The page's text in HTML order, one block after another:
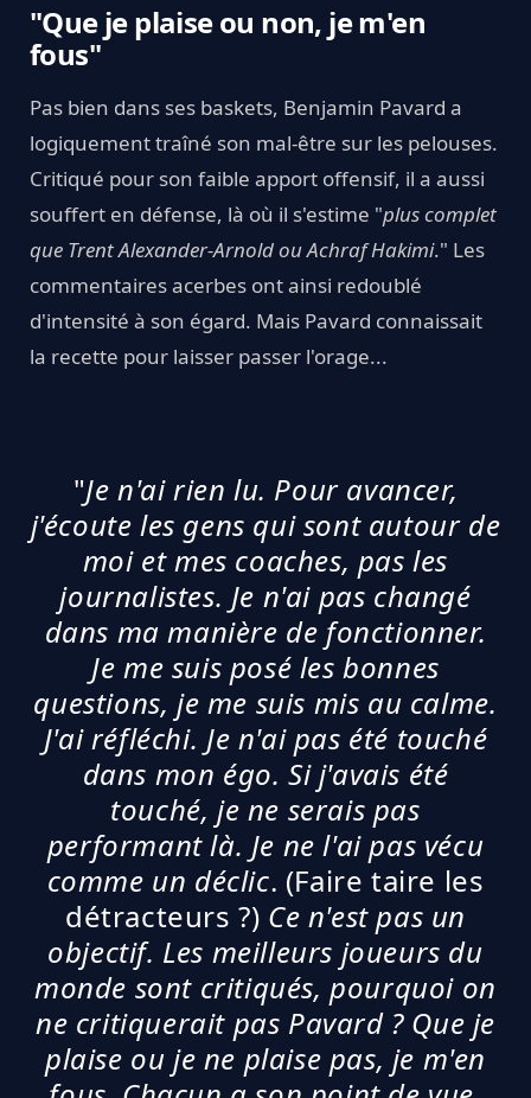
"Que je plaise ou non, je m'en
fous"
Pas bien dans ses baskets, Benjamin Pavard a
logiquement traîné son mal-être sur les pelouses.
Critiqué pour son faible apport offensif, il a aussi
souffert en défense, là où il s'estime "plus complet
que Trent Alexander-Arnold ou Achraf Hakimi." Les
commentaires acerbes ont ainsi redoublé
d'intensité à son égard. Mais Pavard connaissait
la recette pour laisser passer l'orage...
"Je n'ai rien lu. Pour avancer,
j'écoute les gens qui sont autour de
moi et mes coaches, pas les
journalistes. Je n'ai pas changé
dans ma manière de fonctionner.
Je me suis posé les bonnes
questions, je me suis mis au calme.
J'ai réfléchi. Je n'ai pas été touché
dans mon égo. Si j'avais été
touché, je ne serais pas
performant là. Je ne l'ai pas vécu
comme un déclic. (Faire taire les
détracteurs ?) Ce n'est pas un
objectif. Les meilleurs joueurs du
monde sont critiqués, pourquoi on
ne critiquerait pas Pavard ? Que je
plaise ou je ne plaise pas, je m'en